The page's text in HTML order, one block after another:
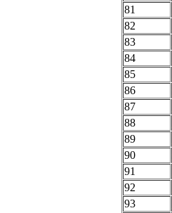
81
82
83
84
85
86
87
88
89
90
91
92
93